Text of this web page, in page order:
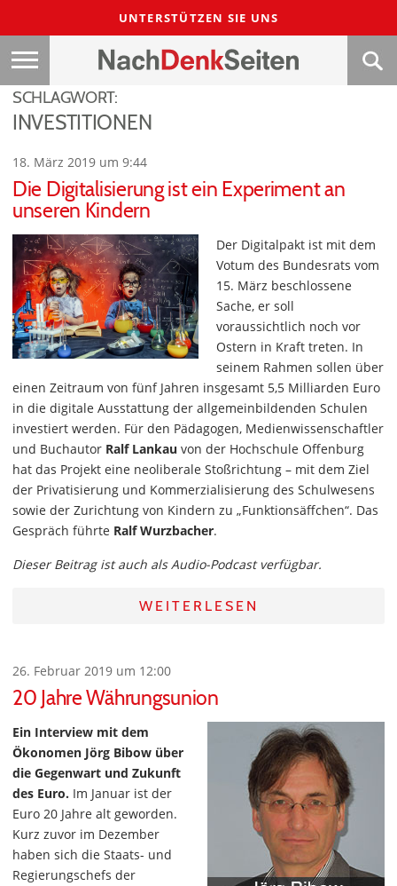
UNTERSTÜTZEN SIE UNS
SCHLAGWORT:
INVESTITIONEN
18. März 2019 um 9:44
Die Digitalisierung ist ein Experiment an
unseren Kindern
Der Digitalpakt ist mit dem
Votum des Bundesrats vom
15. März beschlossene
Sache, er soll
voraussichtlich noch vor
Ostern in Kraft treten. In
seinem Rahmen sollen über
einen Zeitraum von fünf Jahren insgesamt 5,5 Milliarden Euro
in die digitale Ausstattung der allgemeinbildenden Schulen
investiert werden. Für den Pädagogen, Medienwissenschaftler
und Buchautor Ralf Lankau von der Hochschule Offenburg
hat das Projekt eine neoliberale Stoßrichtung – mit dem Ziel
der Privatisierung und Kommerzialisierung des Schulwesens
sowie der Zurichtung von Kindern zu „Funktionsäffchen“. Das
Gespräch führte Ralf Wurzbacher.
Dieser Beitrag ist auch als Audio-Podcast verfügbar.
WEITERLESEN
26. Februar 2019 um 12:00
20 Jahre Währungsunion
Ein Interview mit dem
Ökonomen Jörg Bibow über
die Gegenwart und Zukunft
des Euro. Im Januar ist der
Euro 20 Jahre alt geworden.
Kurz zuvor im Dezember
haben sich die Staats- und
Regierungschefs der